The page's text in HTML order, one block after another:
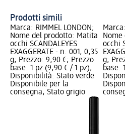
Prodotti simili
Marca: RIMMEL LONDON;
Nome del prodotto: Matita
occhi SCANDALEYES
EXAGGERATE - n. 001, 0,35
g; Prezzo: 9,90 €; Prezzo
base: 1 pz (9,90 € / 1 pz);
Disponibilità: Stato verde
Disponibile per la
consegna, Stato grigio
occhi
g;
base: